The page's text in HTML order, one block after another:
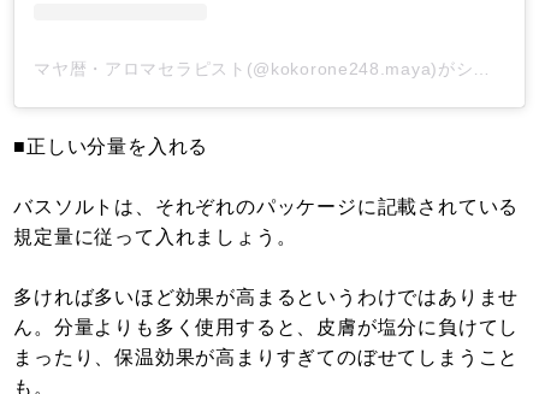
■正しい分量を入れる
バスソルトは、それぞれのパッケージに記載されている
規定量に従って入れましょう。
多ければ多いほど効果が高まるというわけではありませ
ん。分量よりも多く使用すると、皮膚が塩分に負けてし
まったり、保温効果が高まりすぎてのぼせてしまうこと
も。